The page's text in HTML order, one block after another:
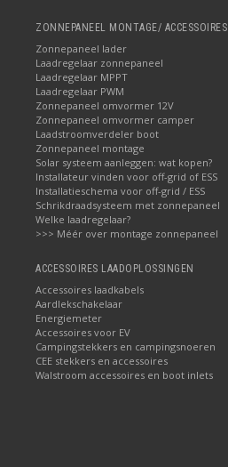
ZONNEPANEEL MONTAGE/ ACCESSOIRES
Zonnepaneel lader
Laadregelaar zonnepaneel
Laadregelaar MPPT
Laadregelaar PWM
Zonnepaneel omvormer 12V
Zonnepaneel omvormer camper
Laadstroomverdeler boot
Zonnepaneel montage
Solar systeem aanleggen: wat kopen?
Installateur vinden voor off-grid of ESS
Installatieschema voor off-grid / ESS
Schrikdraadsysteem met zonnepaneel
Welke laadregelaar?
>>> Méér over montage zonnepaneel
ACCESSOIRES LAADOPLOSSINGEN
Accessoires laadkabels
Aardlekschakelaar
Energiemeter
Accessoires voor EV
Campingstekkers en campingsnoeren
CEE stekkers en accessoires
Walstroom accessoires en boot inlets